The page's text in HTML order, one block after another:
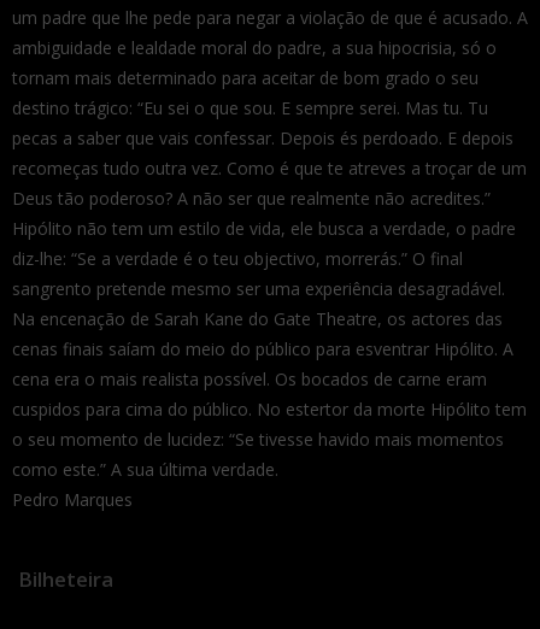
um padre que lhe pede para negar a violação de que é acusado. A
ambiguidade e lealdade moral do padre, a sua hipocrisia, só o
tornam mais determinado para aceitar de bom grado o seu
destino trágico: “Eu sei o que sou. E sempre serei. Mas tu. Tu
pecas a saber que vais confessar. Depois és perdoado. E depois
recomeças tudo outra vez. Como é que te atreves a troçar de um
Deus tão poderoso? A não ser que realmente não acredites.”
Hipólito não tem um estilo de vida, ele busca a verdade, o padre
diz-lhe: “Se a verdade é o teu objectivo, morrerás.” O final
sangrento pretende mesmo ser uma experiência desagradável.
Na encenação de Sarah Kane do Gate Theatre, os actores das
cenas finais saíam do meio do público para esventrar Hipólito. A
cena era o mais realista possível. Os bocados de carne eram
cuspidos para cima do público. No estertor da morte Hipólito tem
o seu momento de lucidez: “Se tivesse havido mais momentos
como este.” A sua última verdade.
Pedro Marques
Bilheteira